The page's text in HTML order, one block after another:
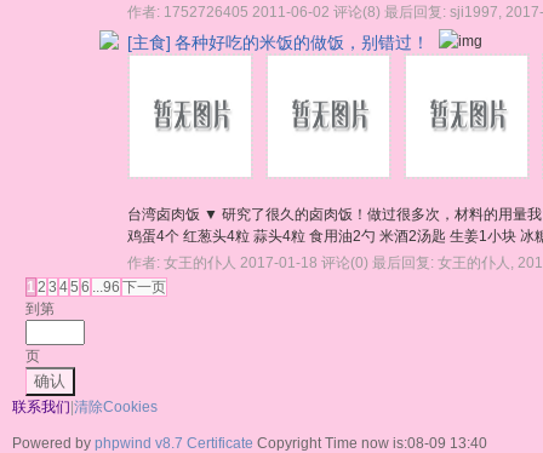
作者: 1752726405 2011-06-02 评论(8) 最后回复: sji1997
[主食] 各种好吃的米饭的做饭，别错过！
台湾卤肉饭 ▼ 研究了很久的卤肉饭！做过很多次，材料的用量
鸡蛋4个 红葱头4粒 蒜头4粒 食用油2勺 米酒2汤匙 生姜1小块
作者: 女王的仆人 2017-01-18 评论(0) 最后回复: 女王的仆人
1 2 3 45 6 ...96 下一页
到第
页
确认
联系我们|清除Cookies
Powered by phpwind v8.7 Certificate Copyright Time now is:08-09 13:40